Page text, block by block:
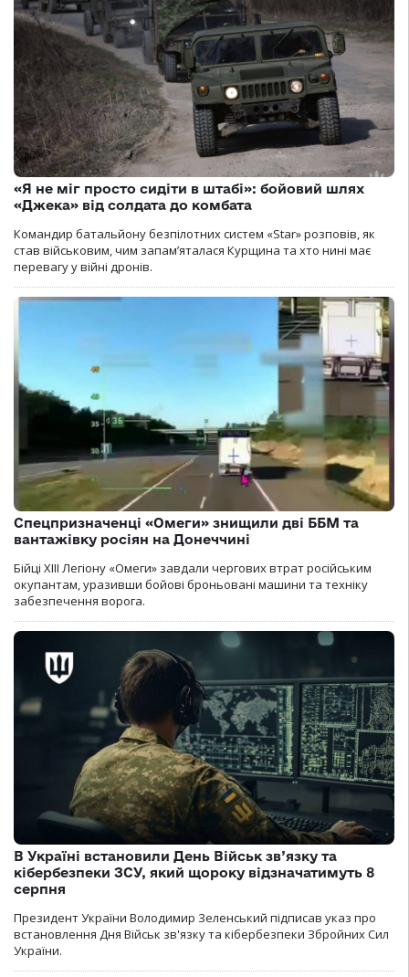
«Я не міг просто сидіти в штабі»: бойовий шлях
«Джека» від солдата до комбата
Командир батальйону безпілотних систем «Star» розповів, як
став військовим, чим запам’яталася Курщина та хто нині має
перевагу у війні дронів.
Спецпризначенці «Омеги» знищили дві ББМ та
вантажівку росіян на Донеччині
Бійці ХІІІ Легіону «Омеги» завдали чергових втрат російським
окупантам, уразивши бойові броньовані машини та техніку
забезпечення ворога.
В Україні встановили День Військ зв’язку та
кібербезпеки ЗСУ, який щороку відзначатимуть 8
серпня
Президент України Володимир Зеленський підписав указ про
встановлення Дня Військ зв'язку та кібербезпеки Збройних Сил
України.